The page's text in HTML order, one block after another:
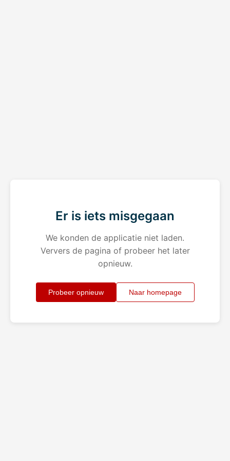
Er is iets misgegaan
We konden de applicatie niet laden.
Ververs de pagina of probeer het later
opnieuw.
Probeer opnieuw Naar homepage